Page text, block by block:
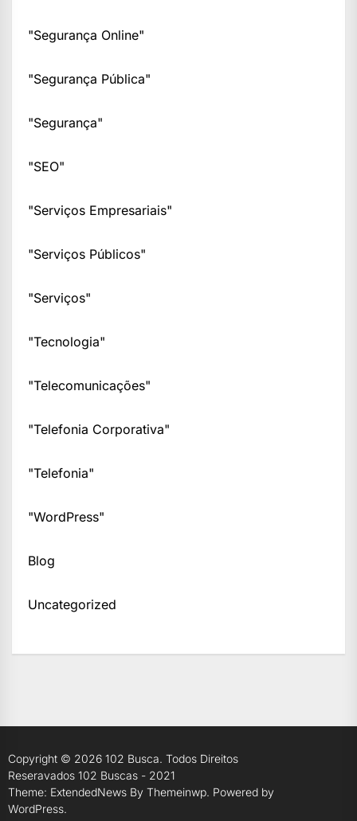
"Segurança Online"
"Segurança Pública"
"Segurança"
"SEO"
"Serviços Empresariais"
"Serviços Públicos"
"Serviços"
"Tecnologia"
"Telecomunicações"
"Telefonia Corporativa"
"Telefonia"
"WordPress"
Blog
Uncategorized
Copyright © 2026 102 Busca. Todos Direitos
Reseravados 102 Buscas - 2021
Theme: ExtendedNews By Themeinwp. Powered by
WordPress.